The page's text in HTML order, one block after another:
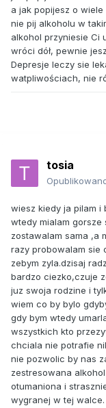
a jak popijesz o
nie pij alkoholu w
alkohol przyniesie Ci
wróci dół, pewnie
Depresje leczy sie
watpliwościach, nie
tosia
wiesz kiedy ja pilam i
wtedy mialam
zostawalam sama ,a
razy probowalam sie
zebym zyla.dzisaj
bardzo ciezko,czuje
juz swoja rodzine i
wiem co by bylo
gdy bym wtedy
wszystkich kto
chciala nie potrafie
nie pozwolic by nas
zestresowana
otumaniona i
wygranej w tej walce.